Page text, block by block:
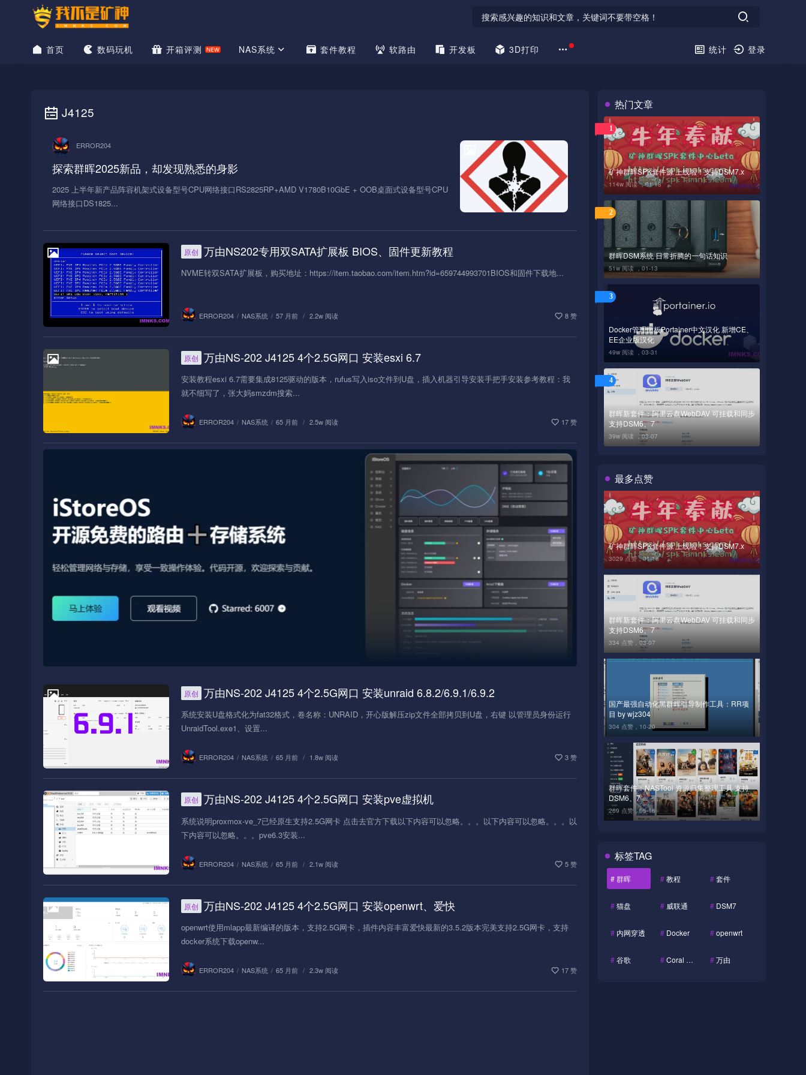
首页 数码玩机 开箱评测 NAS系统 套件教程 软路由 开发板 3D打印 统计 登录
J4125
ERROR204
探索群晖2025新品，却发现熟悉的身影
2025 上半年新产品阵容机架式设备型号CPU网络接口RS2825RP+AMD V1780B10GbE + OOB桌面式设备型号CPU
网络接口DS1825...
NAS系统
原创 万由NS202专用双SATA扩展板 BIOS、固件更新教程
NVME转双SATA扩展板，购买地址：https://item.taobao.com/item.htm?id=659744993701BIOS和固件下载地...
ERROR204 / NAS系统 / 57 月前 / 2.2w 阅读 8 赞
NAS系统
原创 万由NS-202 J4125 4个2.5G网口 安装esxi 6.7
安装教程esxi 6.7需要集成8125驱动的版本，rufus写入iso文件到U盘，插入机器引导安装手把手安装参考教程：我
就不细写了，张大妈smzdm搜索...
ERROR204 / NAS系统 / 65 月前 / 2.5w 阅读 17 赞
NAS系统
原创 万由NS-202 J4125 4个2.5G网口 安装unraid 6.8.2/6.9.1/6.9.2
系统安装U盘格式化为fat32格式，卷名称：UNRAID，开心版解压zip文件全部拷贝到U盘，右键 以管理员身份运行
UnraidTool.exe1、设置...
ERROR204 / NAS系统 / 65 月前 / 1.8w 阅读 3 赞
NAS系统
原创 万由NS-202 J4125 4个2.5G网口 安装pve虚拟机
系统说明proxmox-ve_7已经原生支持2.5G网卡 点击去官方下载以下内容可以忽略。。。以下内容可以忽略。。。以
下内容可以忽略。。。pve6.3安装...
ERROR204 / NAS系统 / 65 月前 / 2.1w 阅读 5 赞
NAS系统
原创 万由NS-202 J4125 4个2.5G网口 安装openwrt、爱快
openwrt使用mlapp最新编译的版本，支持2.5G网卡，插件内容丰富爱快最新的3.5.2版本完美支持2.5G网卡，支持
docker系统下载openw...
ERROR204 / NAS系统 / 65 月前 / 2.3w 阅读 17 赞
热门文章
1
矿神群晖SPK套件源 上线啦！支持DSM7.x
114w 阅读 ，01-18
2
群晖DSM系统 日常折腾的一句话知识
51w 阅读 ，01-13
3
Docker管理面板Portainer中文汉化 新增CE、
EE企业版汉化
49w 阅读 ， 03-31
4
群晖新套件：阿里云盘WebDAV 可挂载和同步
支持DSM6、7
39w 阅读 ，03-07
最多点赞
矿神群晖SPK套件源 上线啦！支持DSM7.x
3029 点赞，01-18
群晖新套件：阿里云盘WebDAV 可挂载和同步
支持DSM6、7
334 点赞， 03-07
国产最强自动化黑群晖引导制作工具：RR项
目 by wjz304
304 点赞， 10-20
群晖套件：NASTool 资源归集整理工具 支持
DSM6、7
269 点赞，05-16
标签TAG
#群晖 #教程 #套件
#猫盘 # 威联通 # DSM7
# 内网穿透 # Docker #openwrt
#谷歌 #Coral Dev Board #万由